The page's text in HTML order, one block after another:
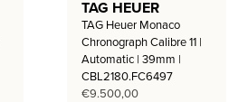
TAG HEUER
TAG Heuer Monaco
Chronograph Calibre 11 |
Automatic | 39mm |
CBL2180.FC6497
€9.500,00